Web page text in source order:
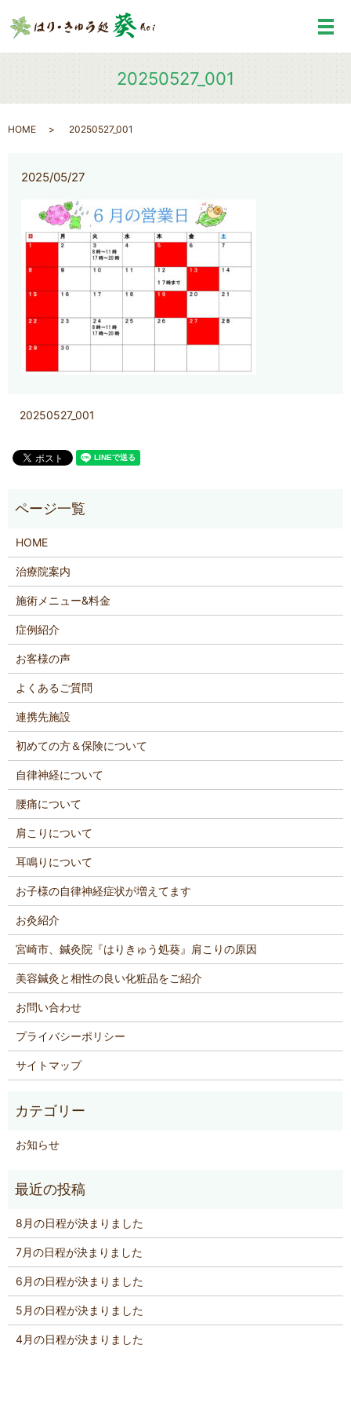
メ
20250527_001
HOME 20250527_001
2025/05/27
20250527_001
HOME
治療院案内
施術メニュー&料金
症例紹介
お客様の声
よくあるご質問
連携先施設
初めての方＆保険について
自律神経について
腰痛について
肩こりについて
耳鳴りについて
お子様の自律神経症状が増えてます
お灸紹介
宮崎市、鍼灸院『はりきゅう処葵』肩こりの原因
美容鍼灸と相性の良い化粧品をご紹介
お問い合わせ
プライバシーポリシー
サイトマップ
お知らせ
8月の日程が決まりました
7月の日程が決まりました
6月の日程が決まりました
5月の日程が決まりました
4月の日程が決まりました